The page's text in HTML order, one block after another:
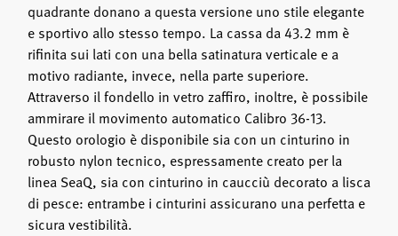
quadrante donano a questa versione uno stile elegante
e sportivo allo stesso tempo. La cassa da 43.2 mm è
rifinita sui lati con una bella satinatura verticale e a
motivo radiante, invece, nella parte superiore.
Attraverso il fondello in vetro zaffiro, inoltre, è possibile
ammirare il movimento automatico Calibro 36-13.
Questo orologio è disponibile sia con un cinturino in
robusto nylon tecnico, espressamente creato per la
linea SeaQ, sia con cinturino in caucciù decorato a lisca
di pesce: entrambe i cinturini assicurano una perfetta e
sicura vestibilità.